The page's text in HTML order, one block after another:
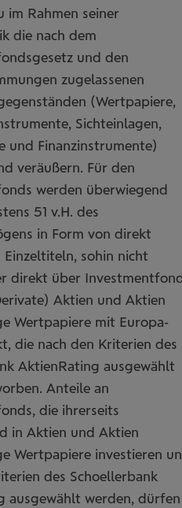
im Rahmen seiner
die nach dem
und den
zugelassenen
(Wertpapiere,
Sichteinlagen,
und Finanzinstrumente)
veräußern. Für den
werden überwiegend
51 v.H. des
in Form von direkt
sohin nicht
direkt über
Aktien und Aktien
Wertpapiere mit Europa-
die nach den Kriterien des
AktienRating ausgewählt
Anteile an
die ihrerseits
in Aktien und Aktien
Wertpapiere investieren
des Schoellerbank
ausgewählt werden, dürfen